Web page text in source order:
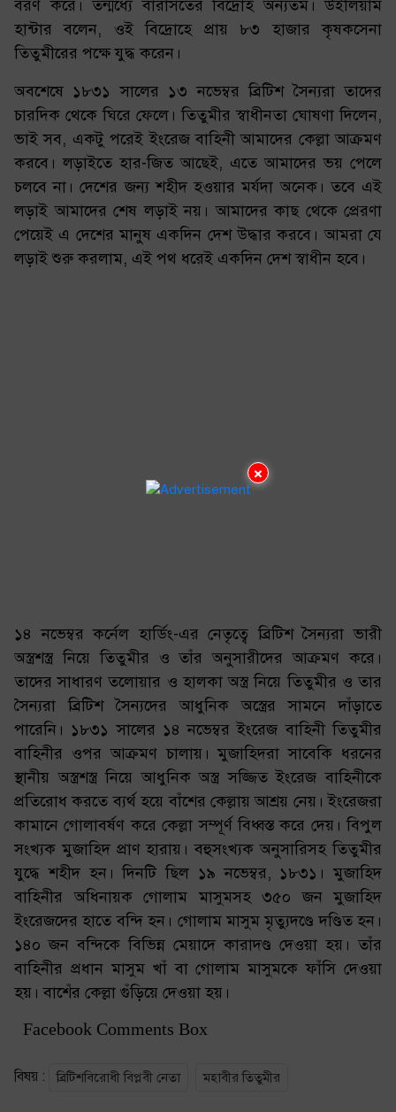
×
বরণ করে। তন্মধ্যে বারাসতের বিদ্রোহ অন্যতম। উইলিয়াম
হান্টার বলেন, ওই বিদ্রোহে প্রায় ৮৩ হাজার কৃষকসেনা
তিতুমীরের পক্ষে যুদ্ধ করেন।
অবশেষে ১৮৩১ সালের ১৩ নভেম্বর ব্রিটিশ সৈন্যরা তাদের
চারদিক থেকে ঘিরে ফেলে। তিতুমীর স্বাধীনতা ঘোষণা দিলেন,
‌ভাই সব, একটু পরেই ইংরেজ বাহিনী আমাদের কেল্লা আক্রমণ
করবে। লড়াইতে হার-জিত আছেই, এতে আমাদের ভয় পেলে
চলবে না। দেশের জন্য শহীদ হওয়ার মর্যদা অনেক। তবে এই
লড়াই আমাদের শেষ লড়াই নয়। আমাদের কাছ থেকে প্রেরণা
পেয়েই এ দেশের মানুষ একদিন দেশ উদ্ধার করবে। আমরা যে
লড়াই শুরু করলাম, এই পথ ধরেই একদিন দেশ স্বাধীন হবে।
১৪ নভেম্বর কর্নেল হার্ডিং-এর নেতৃত্বে ব্রিটিশ সৈন্যরা ভারী
অস্ত্রশস্ত্র নিয়ে তিতুমীর ও তাঁর অনুসারীদের আক্রমণ করে।
তাদের সাধারণ তলোয়ার ও হালকা অস্ত্র নিয়ে তিতুমীর ও তার
সৈন্যরা ব্রিটিশ সৈন্যদের আধুনিক অস্ত্রের সামনে দাঁড়াতে
পারেনি। ১৮৩১ সালের ১৪ নভেম্বর ইংরেজ বাহিনী তিতুমীর
বাহিনীর ওপর আক্রমণ চালায়। মুজাহিদরা সাবেকি ধরনের
স্থানীয় অস্ত্রশস্ত্র নিয়ে আধুনিক অস্ত্র সজ্জিত ইংরেজ বাহিনীকে
প্রতিরোধ করতে ব্যর্থ হয়ে বাঁশের কেল্লায় আশ্রয় নেয়। ইংরেজরা
কামানে গোলাবর্ষণ করে কেল্লা সম্পূর্ণ বিধ্বস্ত করে দেয়। বিপুল
সংখ্যক মুজাহিদ প্রাণ হারায়। বহুসংখ্যক অনুসারিসহ তিতুমীর
যুদ্ধে শহীদ হন। দিনটি ছিল ১৯ নভেম্বর, ১৮৩১। মুজাহিদ
বাহিনীর অধিনায়ক গোলাম মাসুমসহ ৩৫০ জন মুজাহিদ
ইংরেজদের হাতে বন্দি হন। গোলাম মাসুম মৃত্যুদণ্ডে দণ্ডিত হন।
১৪০ জন বন্দিকে বিভিন্ন মেয়াদে কারাদণ্ড দেওয়া হয়। তাঁর
বাহিনীর প্রধান মাসুম খাঁ বা গোলাম মাসুমকে ফাঁসি দেওয়া
হয়। বাশেঁর কেল্লা গুঁড়িয়ে দেওয়া হয়।
Facebook Comments Box
বিষয় : ব্রিটিশবিরোধী বিপ্লবী নেতা মহাবীর তিতুমীর